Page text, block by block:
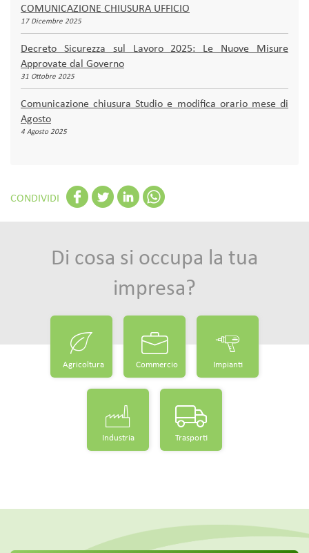
COMUNICAZIONE CHIUSURA UFFICIO
17 Dicembre 2025
Decreto Sicurezza sul Lavoro 2025: Le Nuove Misure
Approvate dal Governo
31 Ottobre 2025
Comunicazione chiusura Studio e modifica orario mese di
Agosto
4 Agosto 2025
CONDIVIDI
Di cosa si occupa la tua
impresa?
Agricoltura Commercio Impianti
Industria Trasporti